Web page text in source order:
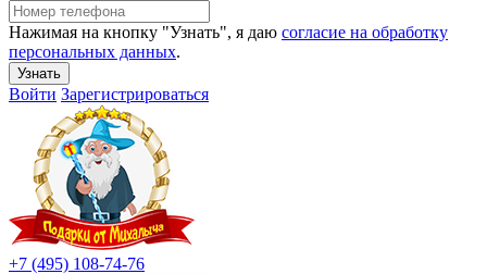
Нажимая на кнопку "Узнать", я даю согласие на обработку
персональных данных.
Узнать
Войти Зарегистрироваться
+7 (495) 108-74-76